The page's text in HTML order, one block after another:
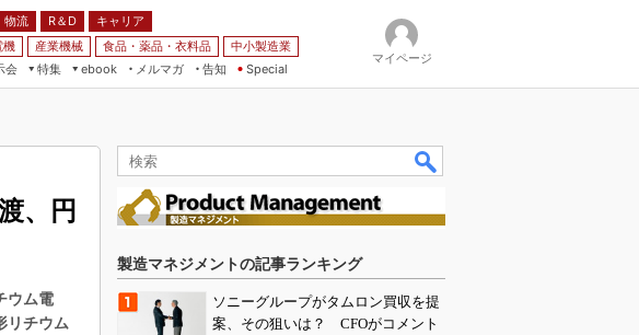
物流 R＆D
キャリア
機 産業機械 食品・薬品・衣料品
中小製造業
会
特集
ebook
メルマガ
告知 Special
マイページ
、円
ウム電
リチウム
製造マネジメントの記事ランキング
ソニーグループがタムロン買収を提
案、その狙いは？ CFOがコメント